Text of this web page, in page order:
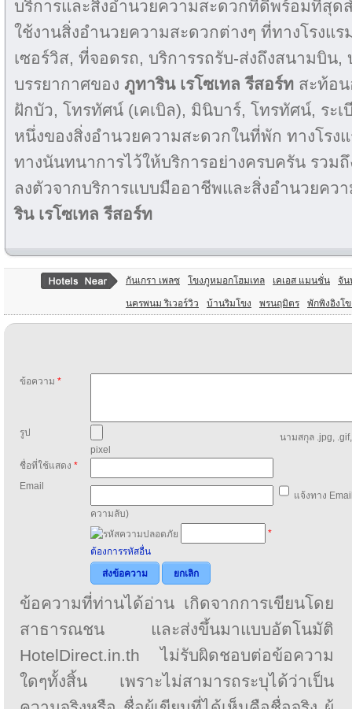
บริการและสิ่งอำนวยความสะดวกที่ดีพร้อมที่สุ
ใช้งานสิ่งอำนวยความสะดวกต่างๆ ที่ทางโรงแร
เซอร์วิส, ที่จอดรถ, บริการรถรับ-ส่งถึงสนามบิน,
บรรยากาศของ ภูทาริน เรโซเทล รีสอร์ท สะท้อ
ฝักบัว, โทรทัศน์ (เคเบิล), มินิบาร์, โทรทัศน์, ระเ
หนึ่งของสิ่งอำนวยความสะดวกในที่พัก ทางโรง
ทางนันทนาการไว้ให้บริการอย่างครบครัน รวม
ลงตัวจากบริการแบบมืออาชีพและสิ่งอำนวยคว
ริน เรโซเทล รีสอร์ท
กันเกรา เพลซ โขงภูหมอกโฮมเทล เคเอส แมนชั่น จัน
นครพนม ริเวอร์วิว บ้านริมโขง พรนฤมิตร พักพิงอิงโ
ข้อความ *
รูป
นามสกุล .jpg,
pixel
ชื่อที่ใช้แสดง *
Email
แจ้งทาง
ความลับ)
*
ต้องการรหัสอื่น
ส่งข้อความ
ยกเลิก
ข้อความที่ท่านได้อ่าน เกิดจากการเขียนโดย
สาธารณชน และส่งขึ้นมาแบบอัตโนมัติ
HotelDirect.in.th ไม่รับผิดชอบต่อข้อความ
ใดๆทั้งสิ้น เพราะไม่สามารถระบุได้ว่าเป็น